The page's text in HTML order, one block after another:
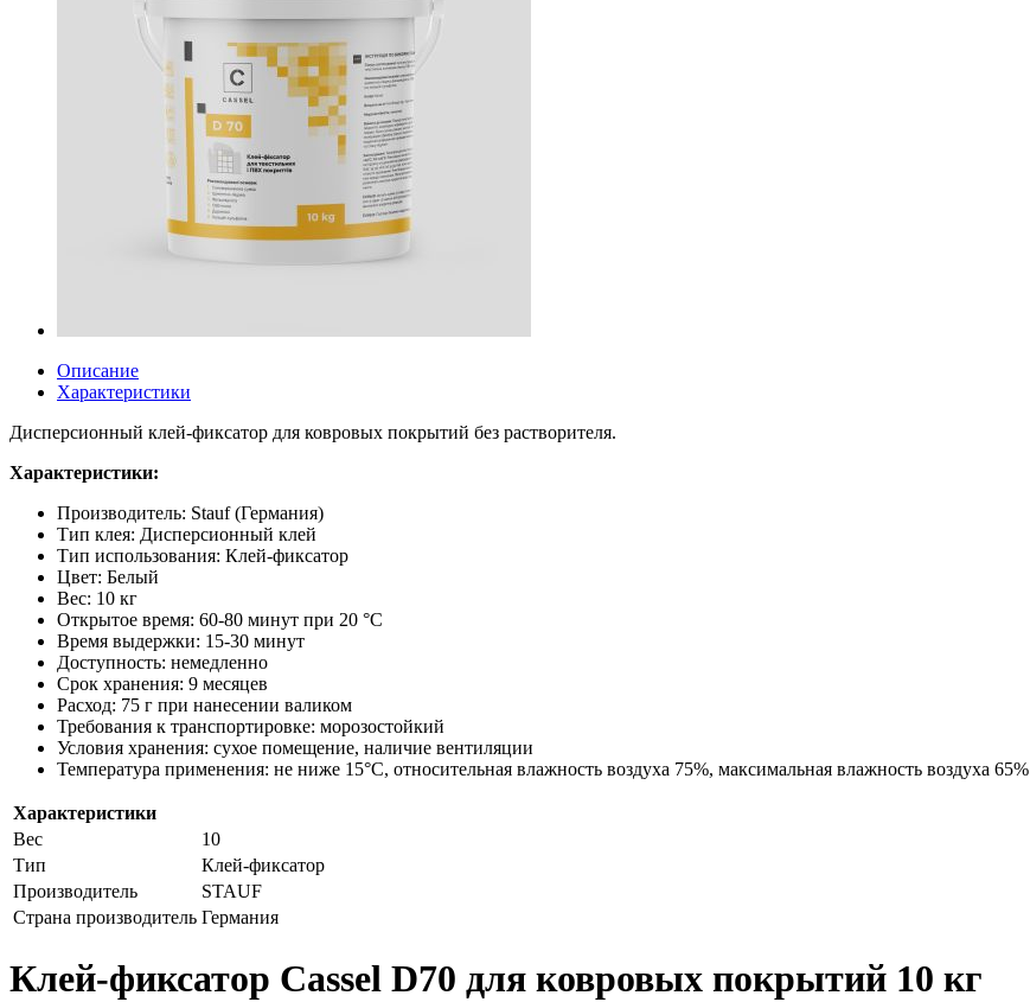
Описание
Характеристики
Дисперсионный клей-фиксатор для ковровых покрытий без растворителя.
Характеристики:
Производитель: Stauf (Германия)
Тип клея: Дисперсионный клей
Тип использования: Клей-фиксатор
Цвет: Белый
Вес: 10 кг
Открытое время: 60-80 минут при 20 °C
Время выдержки: 15-30 минут
Доступность: немедленно
Срок хранения: 9 месяцев
Расход: 75 г при нанесении валиком
Требования к транспортировке: морозостойкий
Условия хранения: сухое помещение, наличие вентиляции
Температура применения: не ниже 15°С, относительная влажность воздуха 75%, максимальная влажность воздуха 65%
Характеристики
Вес
10
Тип
Клей-фиксатор
Производитель
STAUF
Страна производитель Германия
Клей-фиксатор Cassel D70 для ковровых покрытий 10 кг